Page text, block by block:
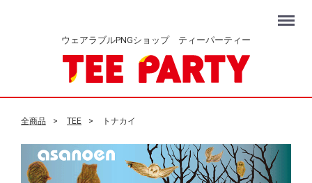
ウェアラブルPNGショップ ティーパーティー
Menu
全商品 TEE トナカイ